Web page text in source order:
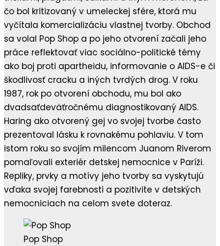
čo bol kritizovaný v umeleckej sfére, ktorá mu
vyčítala komercializáciu vlastnej tvorby. Obchod
sa volal Pop Shop a po jeho otvorení začali jeho
práce reflektovať viac sociálno-politické témy
ako boj proti apartheidu, informovanie o AIDS-e či
škodlivosť cracku a iných tvrdých drog. V roku
1987, rok po otvorení obchodu, mu bol ako
dvadsaťdeväťročnému diagnostikovaný AIDS.
Haring ako otvorený gej vo svojej tvorbe často
prezentoval lásku k rovnakému pohlaviu. V tom
istom roku so svojím milencom Juanom Riverom
pomaľovali exteriér detskej nemocnice v Paríži.
Repliky, prvky a motívy jeho tvorby sa vyskytujú
vďaka svojej farebnosti a pozitivite v detských
nemocniciach na celom svete doteraz.
Pop Shop